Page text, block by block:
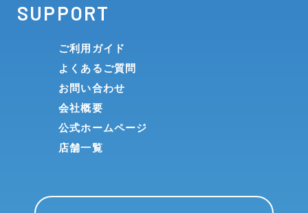
SUPPORT
ご利用ガイド
よくあるご質問
お問い合わせ
会社概要
公式ホームページ
店舗一覧